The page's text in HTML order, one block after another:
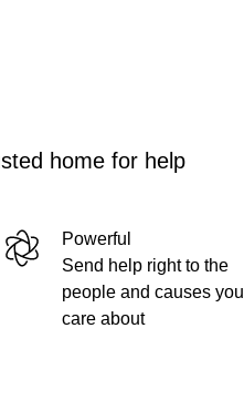
home for help
Powerful
Send help right to the
people and causes you
care about